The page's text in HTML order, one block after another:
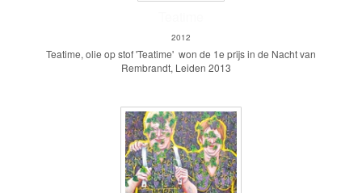
2012
Teatime, olie op stof 'Teatime' won de 1e prijs in de Nacht van
Rembrandt, Leiden 2013